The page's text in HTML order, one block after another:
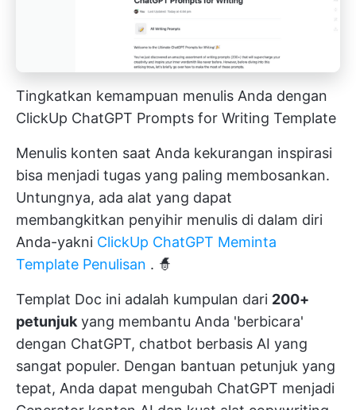
Tingkatkan kemampuan menulis Anda dengan
ClickUp ChatGPT Prompts for Writing Template
Menulis konten saat Anda kekurangan inspirasi
bisa menjadi tugas yang paling membosankan.
Untungnya, ada alat yang dapat
membangkitkan penyihir menulis di dalam diri
Anda-yakni ClickUp ChatGPT Meminta
Template Penulisan . 🧙
Templat Doc ini adalah kumpulan dari 200+
petunjuk yang membantu Anda 'berbicara'
dengan ChatGPT, chatbot berbasis AI yang
sangat populer. Dengan bantuan petunjuk yang
tepat, Anda dapat mengubah ChatGPT menjadi